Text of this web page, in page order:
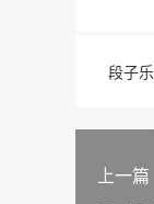
段子乐
上一篇